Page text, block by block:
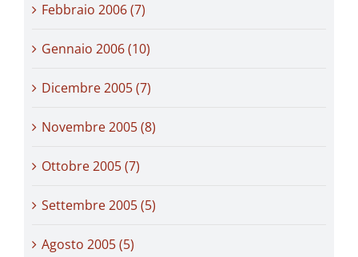
Febbraio 2006 (7)
Gennaio 2006 (10)
Dicembre 2005 (7)
Novembre 2005 (8)
Ottobre 2005 (7)
Settembre 2005 (5)
Agosto 2005 (5)